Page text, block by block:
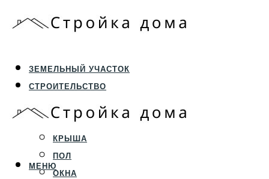
ЗЕМЕЛЬНЫЙ УЧАСТОК
СТРОИТЕЛЬСТВО
ФУНДАМЕНТ И ЦОКОЛЬ
ПЕРЕКРЫТИЯ И СТЕНЫ
КРЫША
ПОЛ
ОКНА
МЕНЮ